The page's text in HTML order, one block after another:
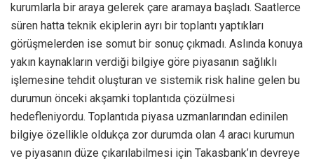
kurumlarla bir araya gelerek çare aramaya başladı. Saatlerce
süren hatta teknik ekiplerin ayrı bir toplantı yaptıkları
görüşmelerden ise somut bir sonuç çıkmadı. Aslında konuya
yakın kaynakların verdiği bilgiye göre piyasanın sağlıklı
işlemesine tehdit oluşturan ve sistemik risk haline gelen bu
durumun önceki akşamki toplantıda çözülmesi
hedefleniyordu. Toplantıda piyasa uzmanlarından edinilen
bilgiye özellikle oldukça zor durumda olan 4 aracı kurumun
ve piyasanın düze çıkarılabilmesi için Takasbank’ın devreye